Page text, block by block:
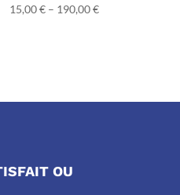
Note
5.00
15,00€ – 190,00€
OU